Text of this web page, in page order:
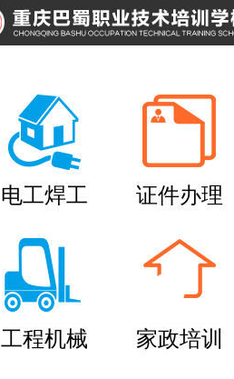
电工焊工 证件办理
工程机械 家政培训